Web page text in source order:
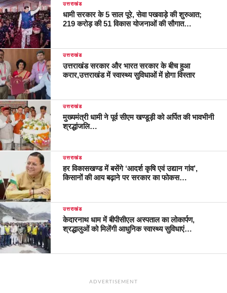
उत्तराखंड
धामी सरकार के 5 साल पूरे, सेवा पखवाड़े की शुरुआत;
219 करोड़ की 51 विकास योजनाओं की सौगात…
उत्तराखंड
उत्तराखंड सरकार और भारत सरकार के बीच हुआ
करार,उत्तराखंड में स्वास्थ्य सुविधाओं में होगा विस्तार
उत्तराखंड
मुख्यमंत्री धामी ने पूर्व सीएम खण्डूड़ी को अर्पित की भावभीनी
श्रद्धांजलि…
उत्तराखंड
हर विकासखण्ड में बसेंगे ‘आदर्श कृषि एवं उद्यान गांव’,
किसानों की आय बढ़ाने पर सरकार का फोकस…
उत्तराखंड
केदारनाथ धाम में बीपीसीएल अस्पताल का लोकार्पण,
श्रद्धालुओं को मिलेंगी आधुनिक स्वास्थ्य सुविधाएं…
ADVERTISEMENT